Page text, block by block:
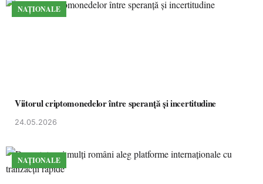
NAȚIONALE
Viitorul criptomonedelor între speranță și incertitudine
24.05.2026
NAȚIONALE